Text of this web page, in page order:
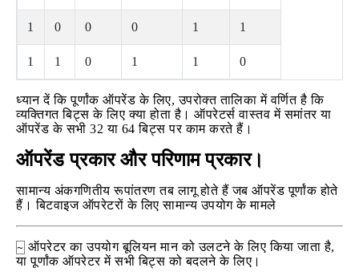
1 0 0 0 1 1
1 1 0 1 1 0
ध्यान दें कि पूर्णांक ऑपरेंड के लिए, उपरोक्त तालिका में वर्णित है कि
व्यक्तिगत बिट्स के लिए क्या होता है। ऑपरेटर्स वास्तव में समांतर या
ऑपरेंड के सभी 32 या 64 बिट्स पर काम करते हैं।
ऑपरेंड प्रकार और परिणाम प्रकार।
सामान्य अंकगणितीय रूपांतरण तब लागू होते हैं जब ऑपरेंड पूर्णांक होते
हैं। बिटवाइज ऑपरेटरों के लिए सामान्य उपयोग के मामले
~ ऑपरेटर का उपयोग बूलियन मान को उलटने के लिए किया जाता है,
या पूर्णांक ऑपरेटर में सभी बिट्स को बदलने के लिए।